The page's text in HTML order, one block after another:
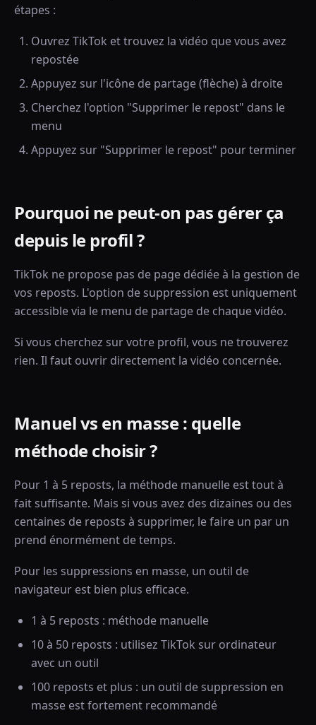
étapes :
Ouvrez TikTok et trouvez la vidéo que vous avez
repostée
Appuyez sur l'icône de partage (flèche) à droite
Cherchez l'option "Supprimer le repost" dans le
menu
Appuyez sur "Supprimer le repost" pour terminer
Pourquoi ne peut-on pas gérer ça
depuis le profil ?
TikTok ne propose pas de page dédiée à la gestion de
vos reposts. L'option de suppression est uniquement
accessible via le menu de partage de chaque vidéo.
Si vous cherchez sur votre profil, vous ne trouverez
rien. Il faut ouvrir directement la vidéo concernée.
Manuel vs en masse : quelle
méthode choisir ?
Pour 1 à 5 reposts, la méthode manuelle est tout à
fait suffisante. Mais si vous avez des dizaines ou des
centaines de reposts à supprimer, le faire un par un
prend énormément de temps.
Pour les suppressions en masse, un outil de
navigateur est bien plus efficace.
1 à 5 reposts : méthode manuelle
10 à 50 reposts : utilisez TikTok sur ordinateur
avec un outil
100 reposts et plus : un outil de suppression en
masse est fortement recommandé